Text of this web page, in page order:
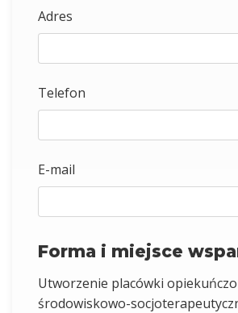
Adres
Telefon
E-mail
Forma i miejsce
Utworzenie placówki
środowiskowo-